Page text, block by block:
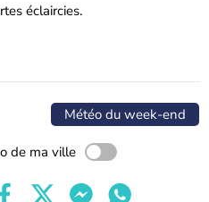
éclaircies.
Météo du week-end
de ma ville